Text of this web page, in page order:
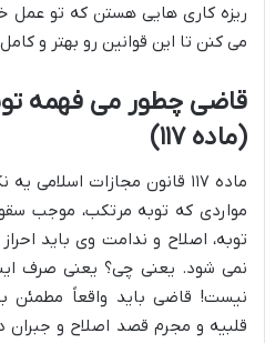
ریزه کاری هایی هستن که تو عمل
می کنن تا این قوانین رو بهتر و
قاضی چطور می فهمه
(ماده ۱۱۷)
ماده ۱۱۷ قانون مجازات
مواردی که توبه مرتکب، موجب
توبه، اصلاح و ندامت وی باید
نمی شود. یعنی چی؟ یعنی صرف
نیست! قاضی باید واقعاً مطمئن
قلبیه و مجرم قصد اصلاح و جبران